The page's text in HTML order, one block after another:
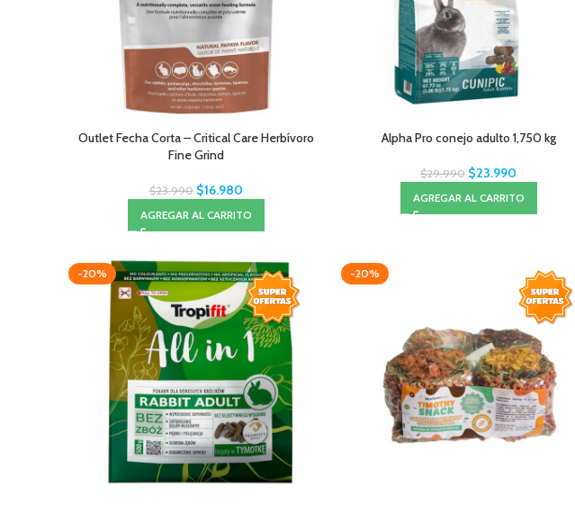
Outlet Fecha Corta – Critical Care Herbívoro
Fine Grind
$23.990 $16.980
AGREGAR AL CARRITO
Alpha Pro conejo adulto 1,750 kg
$29.990 $23.990
AGREGAR AL CARRITO
-20% -20%